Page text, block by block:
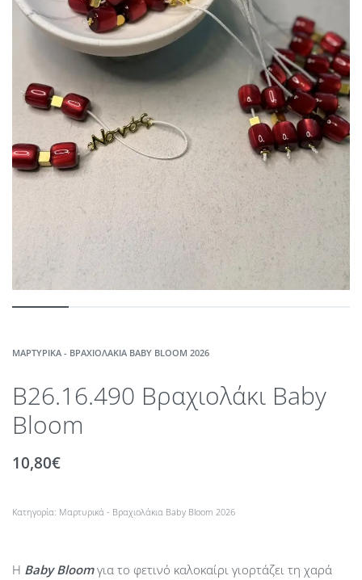
ΜΑΡΤΥΡΙΚΆ - ΒΡΑΧΙΟΛΆΚΙΑ BABY BLOOM 2026
B26.16.490 Βραχιολάκι Baby
Bloom
10,80€
Κατηγορία: Μαρτυρικά - Βραχιολάκια Baby Bloom 2026
Η Baby Bloom για το φετινό καλοκαίρι γιορτάζει τη χαρά